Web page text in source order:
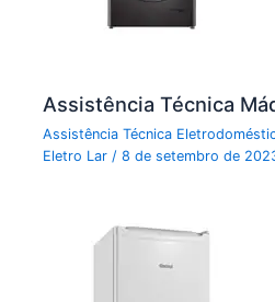
Assistência Técnica
Assistência Técnica
Eletro Lar /8 de setembro de